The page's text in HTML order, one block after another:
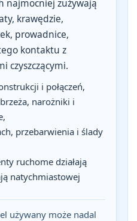
najmocniej zużywają
krawędzie,
prowadnice,
kontaktu z
czyszczącymi.
i połączeń,
narożniki i
przebarwienia i ślady
ruchome działają
natychmiastowej
używany może nadal